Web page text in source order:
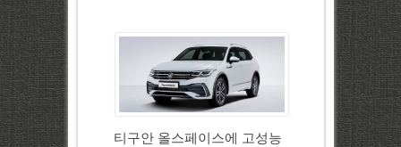
티구안 올스페이스에 고성능